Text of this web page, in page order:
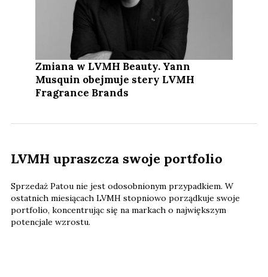
Zmiana w LVMH Beauty. Yann
Musquin obejmuje stery LVMH
Fragrance Brands
LVMH upraszcza swoje portfolio
Sprzedaż Patou nie jest odosobnionym przypadkiem. W
ostatnich miesiącach LVMH stopniowo porządkuje swoje
portfolio, koncentrując się na markach o największym
potencjale wzrostu.